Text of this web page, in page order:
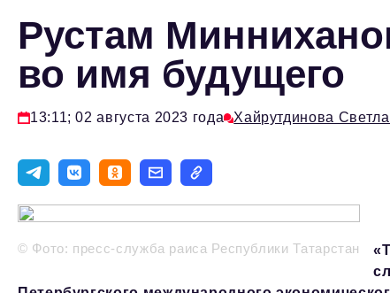
Рустам
во имя будущего
13:11; 02 августа 2023 года Хайрутдинова
© Фото: пресс-служба раиса Республики Татарстан